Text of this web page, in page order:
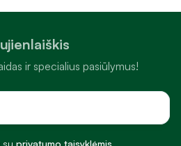
ir specialius pasiūlymus!
su privatumo taisyklėmis